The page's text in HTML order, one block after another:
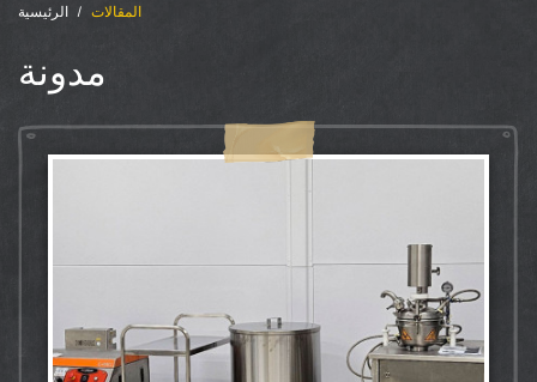
الرئيسية المقالات
مدونة